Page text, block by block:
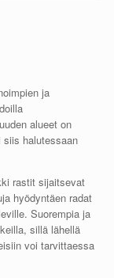
ja
alueet on
halutessaan
rastit sijaitsevat
hyödyntäen radat
Suorempia ja
sillä lähellä
voi tarvittaessa